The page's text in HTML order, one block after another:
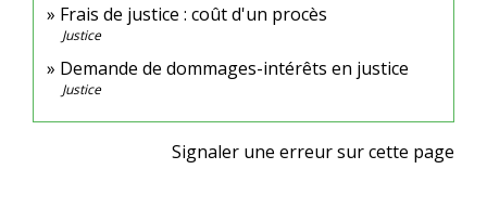
Frais de justice : coût d'un procès
Justice
Demande de dommages-intérêts en justice
Justice
Signaler une erreur sur cette page